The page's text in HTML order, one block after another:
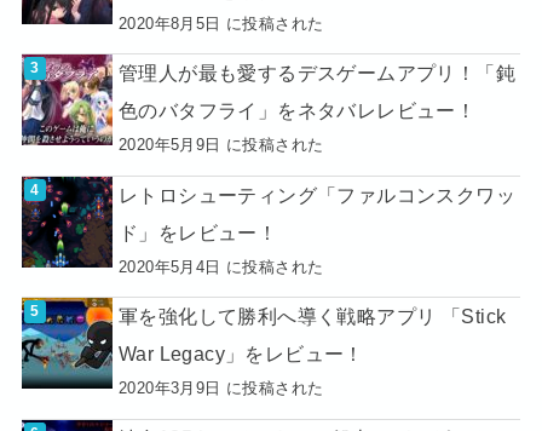
2020年8月5日 に投稿された
管理人が最も愛するデスゲームアプリ！「鈍
色のバタフライ」をネタバレレビュー！
2020年5月9日 に投稿された
レトロシューティング「ファルコンスクワッ
ド」をレビュー！
2020年5月4日 に投稿された
軍を強化して勝利へ導く戦略アプリ 「Stick
War Legacy」をレビュー！
2020年3月9日 に投稿された